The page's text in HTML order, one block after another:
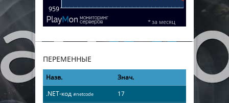
ПЕРЕМЕННЫЕ
Назв.
Знач.
.NET-код #netcode
17